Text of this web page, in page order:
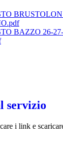
BRUSTOLON
BAZZO 26-
servizio
i link e